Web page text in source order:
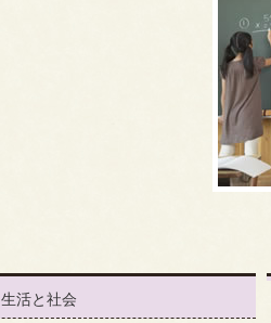
生活と社会